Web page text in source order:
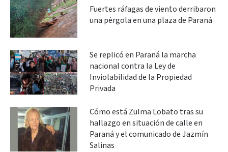
Fuertes ráfagas de viento derribaron
una pérgola en una plaza de Paraná
Se replicó en Paraná la marcha
nacional contra la Ley de
Inviolabilidad de la Propiedad
Privada
Cómo está Zulma Lobato tras su
hallazgo en situación de calle en
Paraná y el comunicado de Jazmín
Salinas